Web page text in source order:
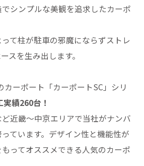
シンプルな美観を追求したカーポ
て柱が駐車の邪魔にならずストレ
スを生み出します。
カーポート「カーポートSC」シリ
績260台！
近畿～中京エリアで当社がナンバ
ています。デザイン性と機能性が
ってオススメできる人気のカーポ